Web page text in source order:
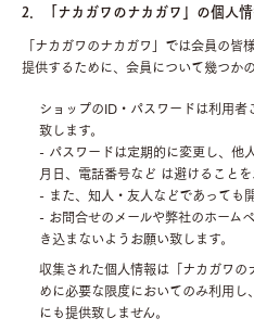
2．「ナカガワのナカガワ」の個人
「ナカガワのナカガワ」では会員の皆
提供するために、会員について幾つか
ショップのID・パスワードは利用
致します。
- パスワードは定期的に変更し、他
月日、電話番号など は避けることを
- また、知人・友人などであっても
- お問合せのメールや弊社のホーム
き込まないようお願い致します。
収集された個人情報は「ナカガワ
めに必要な限度においてのみ利用
にも提供致しません。